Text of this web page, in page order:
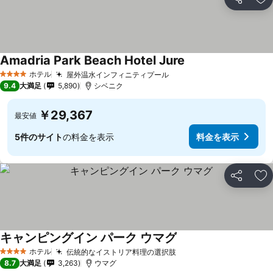
シェア お
4 ホテルのランク
ホテル 屋外温水インフィニティプール料金を表示
Amadria Park Beach Hotel Jure
9.4 大満足 5,890 シベニク
最安値 ￥29,367
5件のサイトの料金を表示 料金を表示
シェア お
4 ホテルのランク
ホテル 伝統的なイストリア料理の選択肢料金を表示
キャンピングイン パーク ウマグ
8.7 大満足 3,263 ウマグ